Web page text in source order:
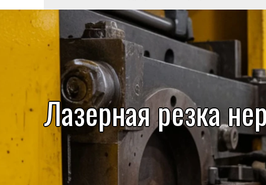
Лазерная резка